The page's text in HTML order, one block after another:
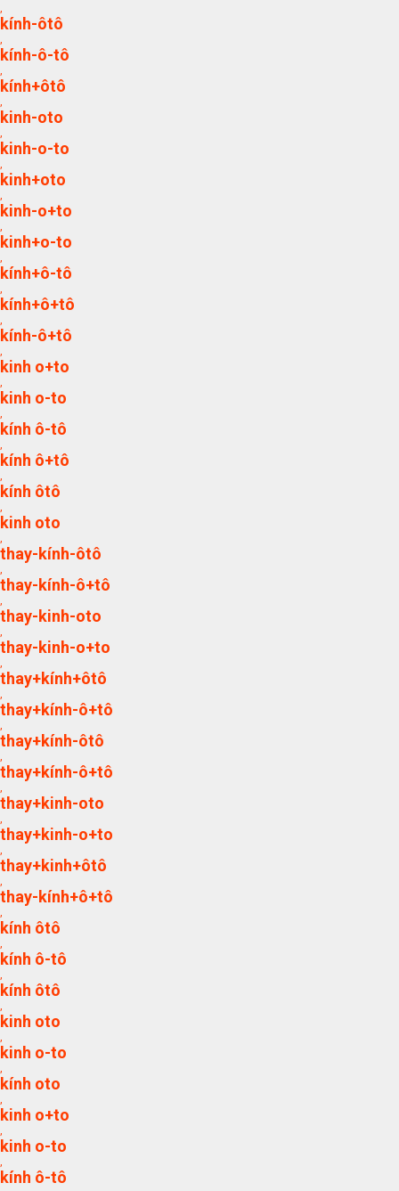
,
kính-ôtô
,
kính-ô-tô
,
kính+ôtô
,
kinh-oto
,
kinh-o-to
,
kinh+oto
,
kinh-o+to
,
kinh+o-to
,
kính+ô-tô
,
kính+ô+tô
,
kính-ô+tô
,
kinh o+to
,
kinh o-to
,
kính ô-tô
,
kính ô+tô
,
kính ôtô
,
kinh oto
,
thay-kính-ôtô
,
thay-kính-ô+tô
,
thay-kinh-oto
,
thay-kinh-o+to
,
thay+kính+ôtô
,
thay+kính-ô+tô
,
thay+kính-ôtô
,
thay+kính-ô+tô
,
thay+kinh-oto
,
thay+kinh-o+to
,
thay+kinh+ôtô
,
thay-kính+ô+tô
,
kính ôtô
,
kính ô-tô
,
kính ôtô
,
kinh oto
,
kinh o-to
,
kính oto
,
kinh o+to
,
kinh o-to
,
kính ô-tô